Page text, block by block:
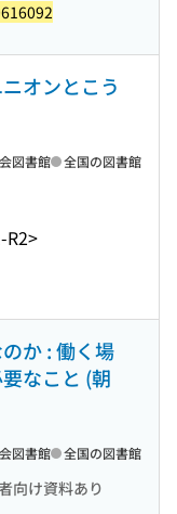
オンとこう
R2>
図書館 全国の図書館
か : 働く場
なこと (朝
向け資料あり
図書館 全国の図書館